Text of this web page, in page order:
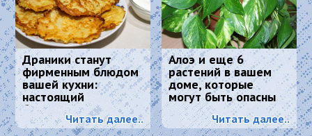
Драники станут
фирменным блюдом
вашей кухни:
настоящий
белорусский рецепт
Читать далее..
Алоэ и еще 6
растений в вашем
доме, которые
могут быть опасны
для вашего
здоровьяЧитать далее..